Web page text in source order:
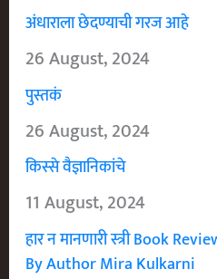
अंधाराला छेदण्याची गरज आहे
26 August, 2024
पुस्तकं
26 August, 2024
किस्से वैज्ञानिकांचे
11 August, 2024
हार न मानणारी स्त्री Book
By Author Mira Kulkarni